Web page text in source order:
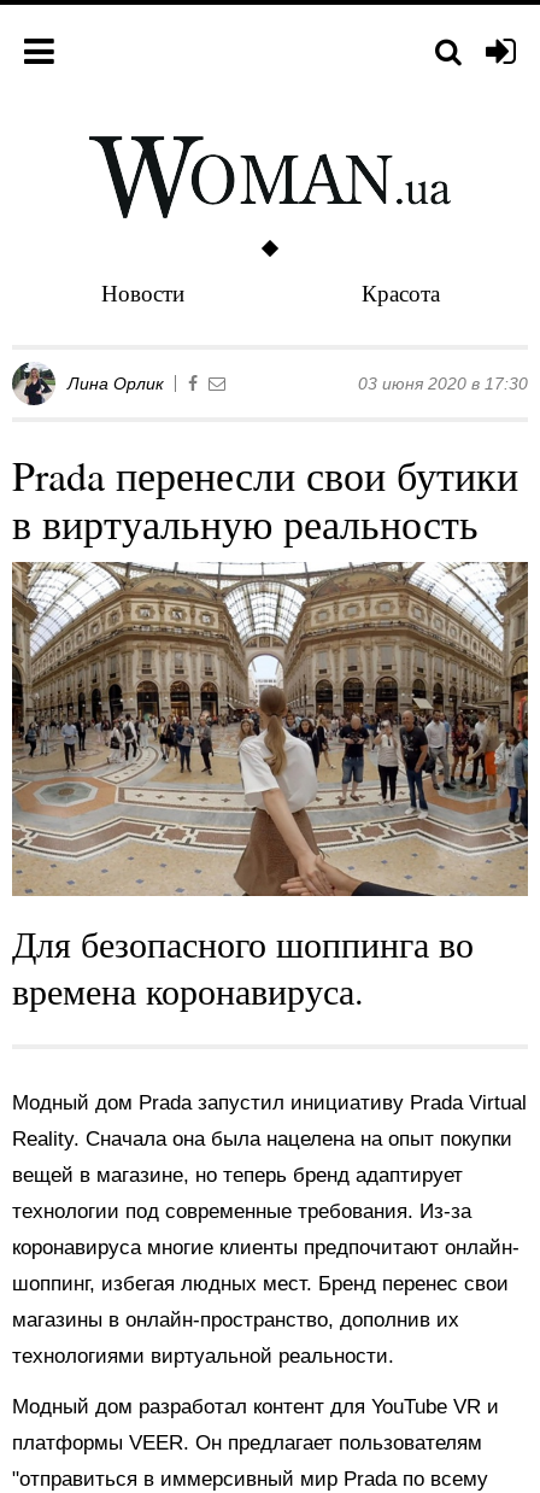
Новости Красота
Лина Орлик 03 июня 2020 в 17:30
Prada перенесли свои бутики
в виртуальную реальность
Для безопасного шоппинга во
времена коронавируса.
Модный дом Prada запустил инициативу Prada Virtual
Reality. Сначала она была нацелена на опыт покупки
вещей в магазине, но теперь бренд адаптирует
технологии под современные требования. Из-за
коронавируса многие клиенты предпочитают онлайн-
шоппинг, избегая людных мест. Бренд перенес свои
магазины в онлайн-пространство, дополнив их
технологиями виртуальной реальности.
Модный дом разработал контент для YouTube VR и
платформы VEER. Он предлагает пользователям
"отправиться в иммерсивный мир Prada по всему